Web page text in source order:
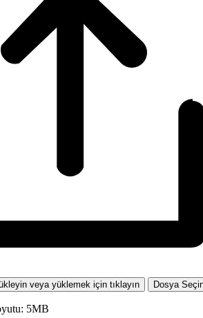
veya yüklemek için tıklayın Dosya
5MB